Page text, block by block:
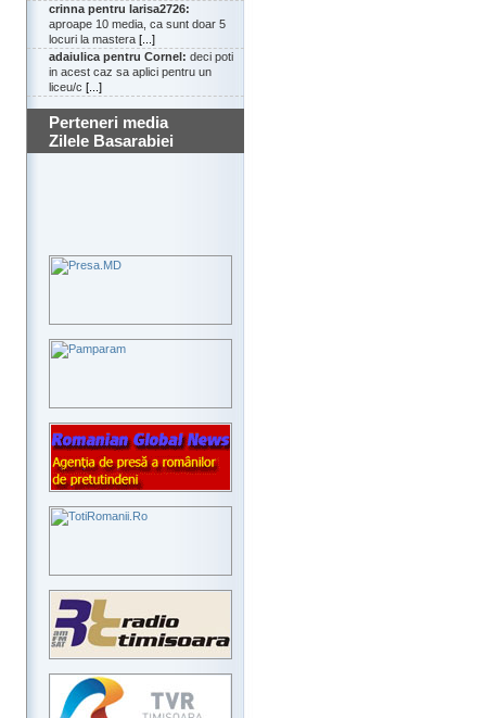
crinna pentru larisa2726:
aproape 10 media, ca sunt doar 5
locuri la mastera [...]
adaiulica pentru Cornel: deci poti
in acest caz sa aplici pentru un
liceu/c [...]
Perteneri media
Zilele Basarabiei